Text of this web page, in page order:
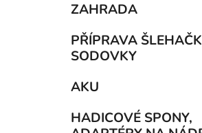
ZAHRADA
PŘÍPRAVA
SODOVKY
AKU
HADICOVÉ SPONY,